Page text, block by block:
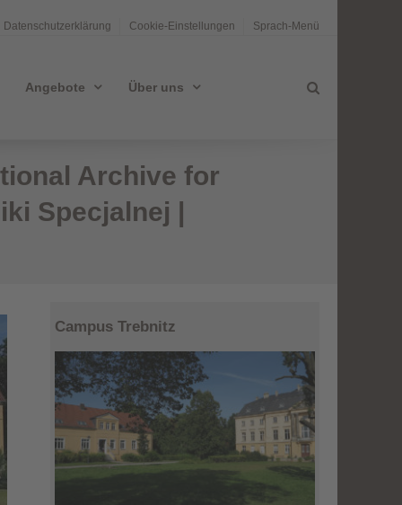
Datenschutzerklärung Cookie-Einstellungen Sprach-Menü
Angebote Über uns
Archive for
Specjalnej |
Campus Trebnitz